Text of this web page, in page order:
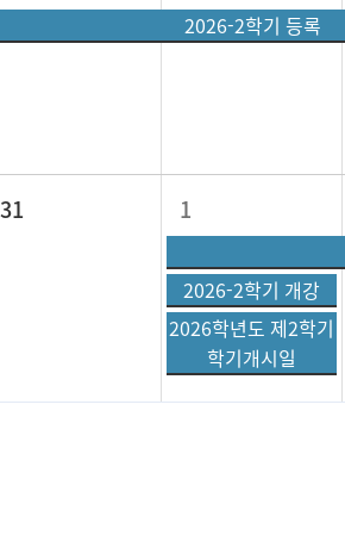
2026-2학기 등록
31 1
2026-2학기 개강
2026학년도 제2학기
학기개시일